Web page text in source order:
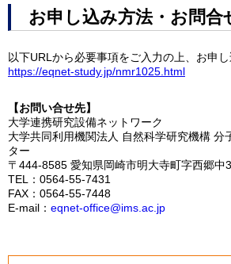
お申し込み方法・お問合
以下URLから必要事項をご入力の上、お申し
https://eqnet-study.jp/nmr1025.html
【お問い合せ先】
大学連携研究設備ネットワーク
大学共同利用機関法人 自然科学研究機構 分
ター
〒444-8585 愛知県岡崎市明大寺町字西郷中
TEL：0564-55-7431
FAX：0564-55-7448
E-mail： eqnet-office@ims.ac.jp